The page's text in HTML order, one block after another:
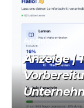
Angebote
Anzeige |